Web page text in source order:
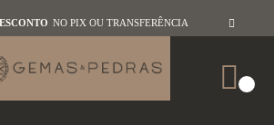
NO PIX OU TRANSFERÊNCIA